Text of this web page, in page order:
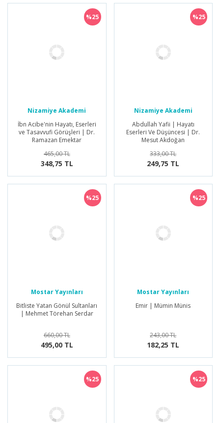
%25
Nizamiye Akademi
Yayınları
İbn Acibe'nin Hayatı, Eserleri
ve Tasavvufi Görüşleri | Dr.
Ramazan Emektar
465,00 TL
348,75 TL
%25
Nizamiye Akademi
Yayınları
Abdullah Yafii | Hayatı
Eserleri Ve Düşüncesi | Dr.
Mesut Akdoğan
333,00 TL
249,75 TL
%25
Mostar Yayınları
Bitliste Yatan Gönül Sultanları
| Mehmet Törehan Serdar
660,00 TL
495,00 TL
%25
Mostar Yayınları
Emir | Mümin Münis
243,00 TL
182,25 TL
%25 %25